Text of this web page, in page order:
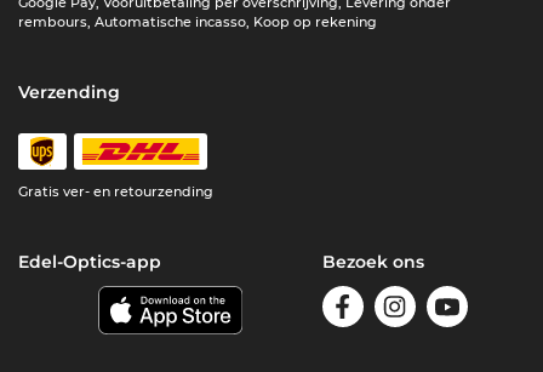
rembours, Automatische incasso, Koop op rekening
Verzending
Gratis ver- en retourzending
Edel-Optics-app Bezoek ons